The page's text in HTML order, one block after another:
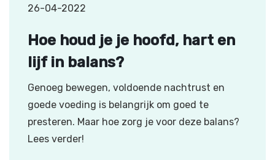
26-04-2022
Hoe houd je je hoofd, hart en
lijf in balans?
Genoeg bewegen, voldoende nachtrust en
goede voeding is belangrijk om goed te
presteren. Maar hoe zorg je voor deze balans?
Lees verder!